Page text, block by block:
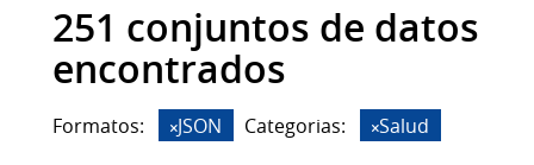
251 conjuntos de datos
encontrados
Formatos: JSON Categorias: Salud